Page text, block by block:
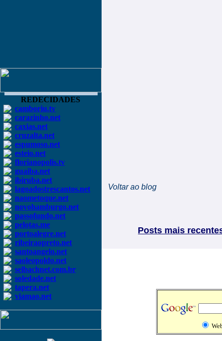
REDECIDADES
camboriu.tv
carazinho.net
caxias.net
cruzalta.net
espumoso.net
esteio.net
florianopolis.tv
guaiba.net
ibiruba.net
lagoadostrescantos.net
naometoque.net
novohamburgo.net
passofundo.net
pelotas.me
portoalegre.net
ribeiraopreto.net
santoangelo.net
saoleopoldo.net
selbachnet.com.br
soledade.net
tapera.net
viamao.net
Voltar ao blog
Posts mais